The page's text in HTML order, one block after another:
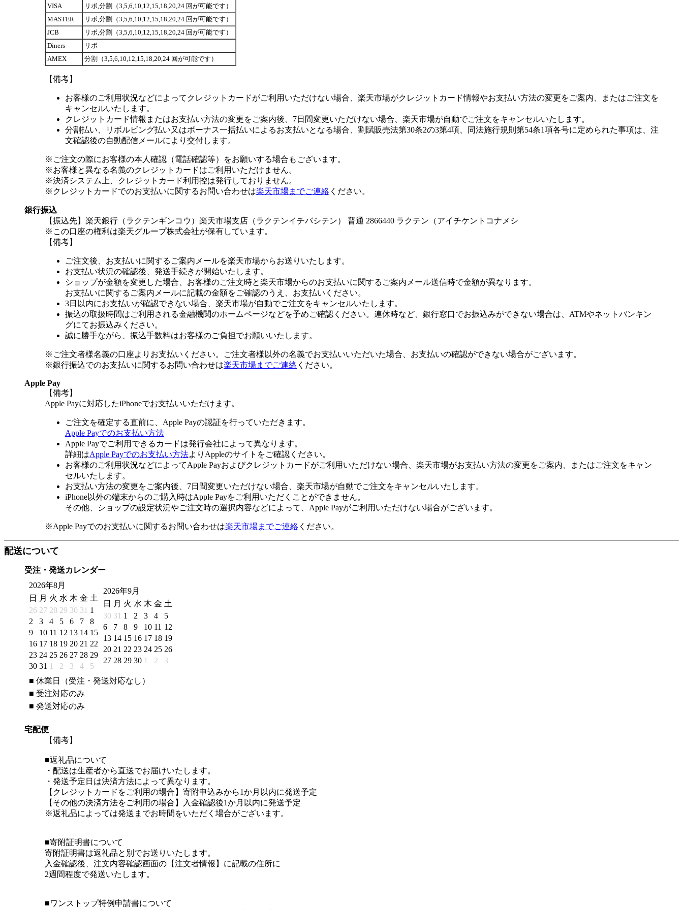
VISA
リボ,分割（3,5,6,10,12,15,18,20,24 回が可能です）
MASTER
リボ,分割（3,5,6,10,12,15,18,20,24 回が可能です）
JCB
リボ,分割（3,5,6,10,12,15,18,20,24 回が可能です）
Diners
リボ
AMEX
分割（3,5,6,10,12,15,18,20,24 回が可能です）
【備考】
お客様のご利用状況などによってクレジットカードがご利用いただけない場合、楽天市場がクレジットカード情報やお支払い方法の変更をご案内、またはご注文を
キャンセルいたします。
クレジットカード情報またはお支払い方法の変更をご案内後、7日間変更いただけない場合、楽天市場が自動でご注文をキャンセルいたします。
分割払い、リボルビング払い又はボーナス一括払いによるお支払いとなる場合、割賦販売法第30条2の3第4項、同法施行規則第54条1項各号に定められた事項は、注
文確認後の自動配信メールにより交付します。
※ご注文の際にお客様の本人確認（電話確認等）をお願いする場合もございます。
※お客様と異なる名義のクレジットカードはご利用いただけません。
※決済システム上、クレジットカード利用控は発行しておりません。
※クレジットカードでのお支払いに関するお問い合わせは楽天市場までご連絡 ください。
銀行振込
【振込先】楽天銀行（ラクテンギンコウ）楽天市場支店（ラクテンイチバシテン） 普通 2866440 ラクテン（アイチケントコナメシ
※この口座の権利は楽天グループ株式会社が保有しています。
【備考】
ご注文後、お支払いに関するご案内メールを楽天市場からお送りいたします。
お支払い状況の確認後、発送手続きが開始いたします。
ショップが金額を変更した場合、お客様のご注文時と楽天市場からのお支払いに関するご案内メール送信時で金額が異なります。
お支払いに関するご案内メールに記載の金額をご確認のうえ、お支払いください。
3日以内にお支払いが確認できない場合、楽天市場が自動でご注文をキャンセルいたします。
振込の取扱時間はご利用される金融機関のホームページなどを予めご確認ください。連休時など、銀行窓口でお振込みができない場合は、ATMやネットバンキン
グにてお振込みください。
誠に勝手ながら、振込手数料はお客様のご負担でお願いいたします。
※ご注文者様名義の口座よりお支払いください。ご注文者様以外の名義でお支払いいただいた場合、お支払いの確認ができない場合がございます。
※銀行振込でのお支払いに関するお問い合わせは楽天市場までご連絡 ください。
Apple Pay
【備考】
Apple Payに対応したiPhoneでお支払いいただけます。
ご注文を確定する直前に、Apple Payの認証を行っていただきます。
Apple Payでのお支払い方法
Apple Payでご利用できるカードは発行会社によって異なります。
詳細はApple Payでのお支払い方法よりAppleのサイトをご確認ください。
お客様のご利用状況などによってApple Payおよびクレジットカードがご利用いただけない場合、楽天市場がお支払い方法の変更をご案内、またはご注文をキャン
セルいたします。
お支払い方法の変更をご案内後、7日間変更いただけない場合、楽天市場が自動でご注文をキャンセルいたします。
iPhone以外の端末からのご購入時はApple Payをご利用いただくことができません。
その他、ショップの設定状況やご注文時の選択内容などによって、Apple Payがご利用いただけない場合がございます。
※Apple Payでのお支払いに関するお問い合わせは楽天市場までご連絡 ください。
配送について
受注・発送カレンダー
2026年8月
日
月 火 水 木 金 土
26 27 28 29 30 31 1
2
3 4 5 6 7
8
9
10 11 12 13 14 15
16 17 18 19 20 21 22
23 24 25 26 27 28 29
30 31 1 2 3 4 5
2026年9月
日
月 火 水 木 金 土
30 31 1 2 3 4
5
6
7 8 9 10 11 12
13 14 15 16 17 18 19
20 21 22 23 24 25 26
27 28 29 30 1 2 3
■ 休業日（受注・発送対応なし）
■ 受注対応のみ
■ 発送対応のみ
宅配便
【備考】
■返礼品について
・配送は生産者から直送でお届けいたします。
・発送予定日は決済方法によって異なります。
【クレジットカードをご利用の場合】寄附申込みから1か月以内に発送予定
【その他の決済方法をご利用の場合】入金確認後1か月以内に発送予定
※返礼品によっては発送までお時間をいただく場合がございます。
■寄附証明書について
寄附証明書は返礼品と別でお送りいたします。
入金確認後、注文内容確認画面の【注文者情報】に記載の住所に
2週間程度で発送いたします。
■ワンストップ特例申請書について